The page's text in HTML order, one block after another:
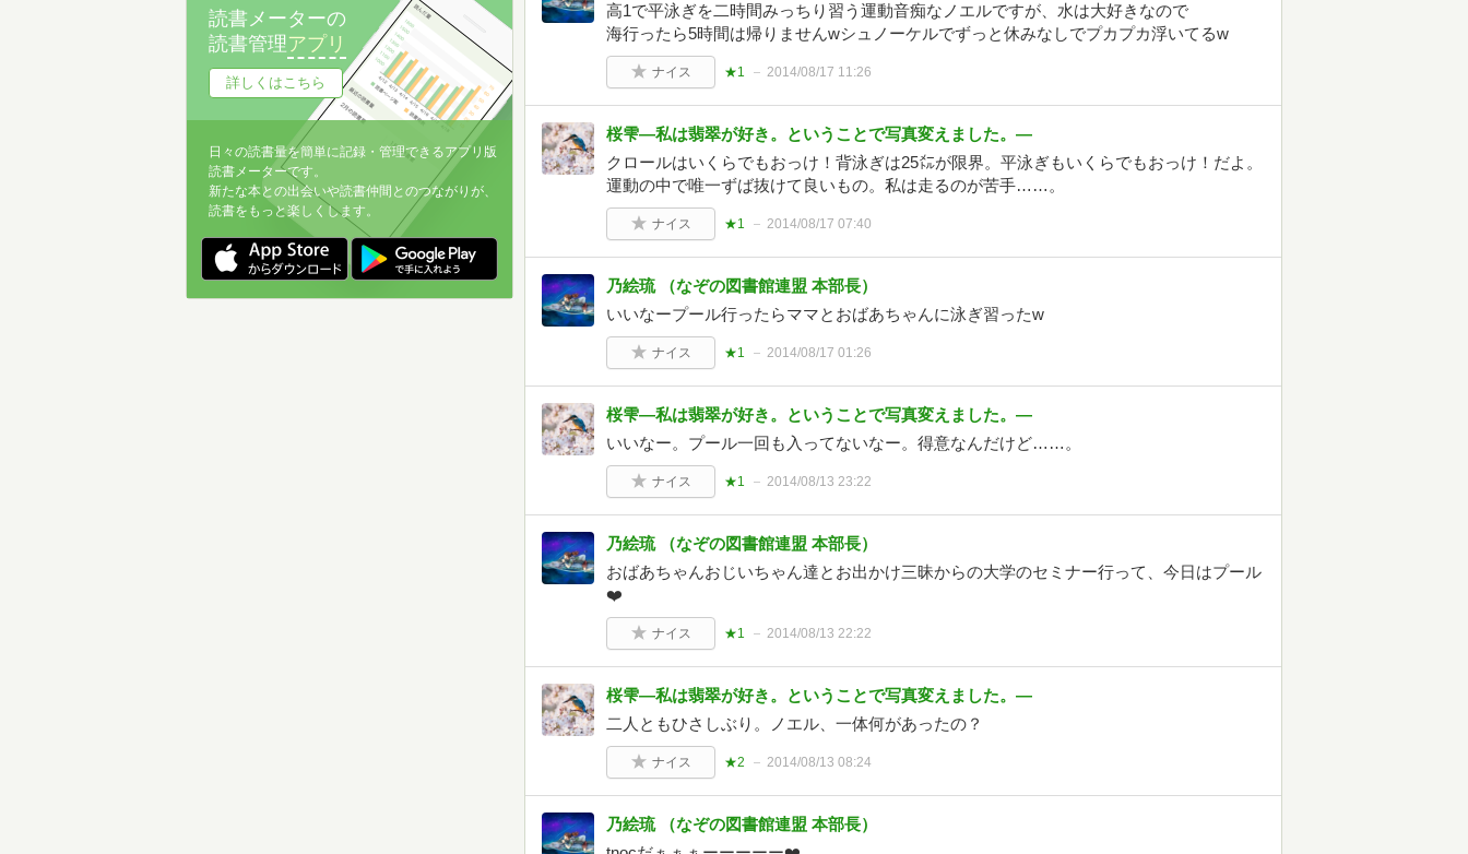
高1で平泳ぎを二時間みっちり習う運動音痴なノエルですが、水は大好きなので
海行ったら5時間は帰りませんwシュノーケルでずっと休みなしでプカプカ浮いてるw
ナイス ★1 2014/08/17 11:26
桜雫―私は翡翠が好き。ということで写真変えました。―
クロールはいくらでもおっけ！背泳ぎは25㍍が限界。平泳ぎもいくらでもおっけ！だよ。
運動の中で唯一ずば抜けて良いもの。私は走るのが苦手……。
ナイス ★1 2014/08/17 07:40
乃絵琉 （なぞの図書館連盟 本部長）
いいなープール行ったらママとおばあちゃんに泳ぎ習ったw
ナイス ★1 2014/08/17 01:26
桜雫―私は翡翠が好き。ということで写真変えました。―
いいなー。プール一回も入ってないなー。得意なんだけど……。
ナイス ★1 2014/08/13 23:22
乃絵琉 （なぞの図書館連盟 本部長）
おばあちゃんおじいちゃん達とお出かけ三昧からの大学のセミナー行って、今日はプール
❤️
ナイス ★1 2014/08/13 22:22
桜雫―私は翡翠が好き。ということで写真変えました。―
二人ともひさしぶり。ノエル、一体何があったの？
ナイス ★2 2014/08/13 08:24
乃絵琉 （なぞの図書館連盟 本部長）
読書メーターの
読書管理アプリ
詳しくはこちら
日々の読書量を簡単に記録・管理できるアプリ版
読書メーターです。
新たな本との出会いや読書仲間とのつながりが、
読書をもっと楽しくします。